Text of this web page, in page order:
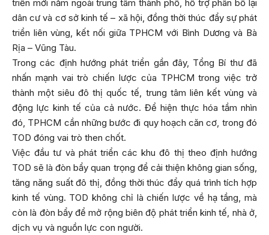
triển mới nằm ngoài trung tâm thành phố, hỗ trợ phân bổ lại
dân cư và cơ sở kinh tế – xã hội, đồng thời thúc đẩy sự phát
triển liên vùng, kết nối giữa TPHCM với Bình Dương và Bà
Rịa – Vũng Tàu.
Trong các định hướng phát triển gần đây, Tổng Bí thư đã
nhấn mạnh vai trò chiến lược của TPHCM trong việc trở
thành một siêu đô thị quốc tế, trung tâm liên kết vùng và
động lực kinh tế của cả nước. Để hiện thực hóa tầm nhìn
đó, TPHCM cần những bước đi quy hoạch căn cơ, trong đó
TOD đóng vai trò then chốt.
Việc đầu tư và phát triển các khu đô thị theo định hướng
TOD sẽ là đòn bẩy quan trọng để cải thiện không gian sống,
tăng năng suất đô thị, đồng thời thúc đẩy quá trình tích hợp
kinh tế vùng. TOD không chỉ là chiến lược về hạ tầng, mà
còn là đòn bẩy để mở rộng biên độ phát triển kinh tế, nhà ở,
dịch vụ và nguồn lực con người.